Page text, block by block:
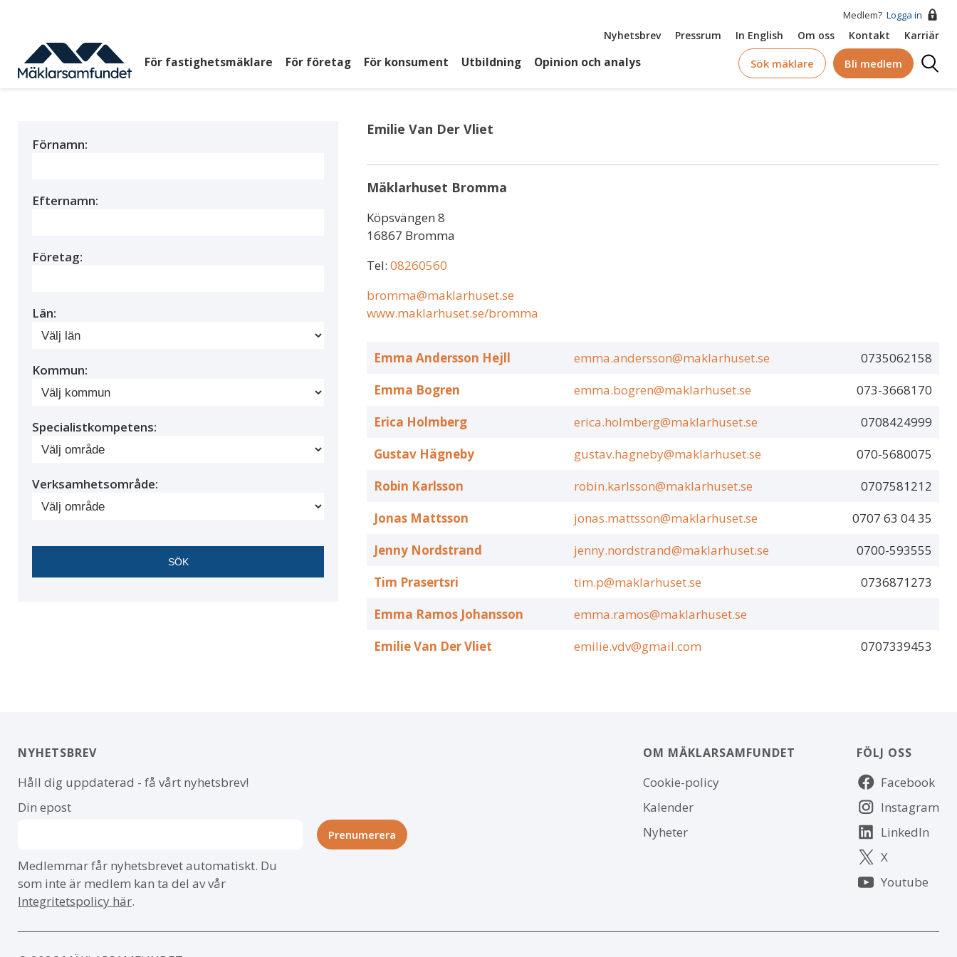
huvudinnehåll
Medlem? Logga in
Top
Nyhetsbrev Pressrum In English Om oss Kontakt Karriär
Huvudmeny
För fastighetsmäklare För företag För konsument Utbildning Opinion och analys Sök mäklare Bli medlem
Logga
Emilie Van Der Vliet
Mäklarhuset Bromma
Köpsvängen 8
16867 Bromma
Tel: 08260560
bromma@maklarhuset.se
www.maklarhuset.se/bromma
Emma Andersson Hejll emma.andersson@maklarhuset.se
0735062158
Emma Bogren
emma.bogren@maklarhuset.se
073-3668170
Erica Holmberg
erica.holmberg@maklarhuset.se
0708424999
Gustav Hägneby
gustav.hagneby@maklarhuset.se
070-5680075
Robin Karlsson
robin.karlsson@maklarhuset.se
0707581212
Jonas Mattsson
jonas.mattsson@maklarhuset.se
0707 63 04 35
Jenny Nordstrand
jenny.nordstrand@maklarhuset.se
0700-593555
Tim Prasertsri
tim.p@maklarhuset.se
0736871273
Emma Ramos Johansson
emma.ramos@maklarhuset.se
Emilie Van Der Vliet
emilie.vdv@gmail.com 0707339453
Förnamn:
Efternamn:
Företag:
Län:
Kommun:
Specialistkompetens:
Verksamhetsområde:
NYHETSBREV
Håll dig uppdaterad - få vårt nyhetsbrev!
Din epost
Medlemmar får nyhetsbrevet automatiskt. Du
som inte är medlem kan ta del av vår
Integritetspolicy här.
OM MÄKLARSAMFUNDET
Om
Cookie-policy
Kalender
Nyheter
FÖLJ OSS
Följ
oss
Facebook
Instagram
LinkedIn
X
Youtube